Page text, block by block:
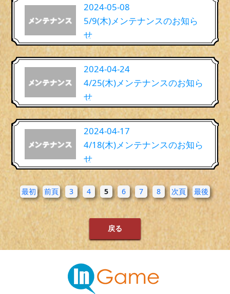
2024-05-08
5/9(木)メンテナンスのお知ら
せ
2024-04-24
4/25(木)メンテナンスのお知ら
せ
2024-04-17
4/18(木)メンテナンスのお知ら
せ
最初 前頁 3 4 5 6 7 8 次頁 最後
戻る